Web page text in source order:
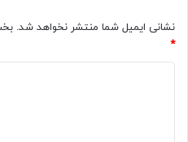
نشانی ایمیل شما منتشر نخواهد شد.
*